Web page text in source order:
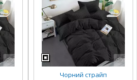
Чорний страйп